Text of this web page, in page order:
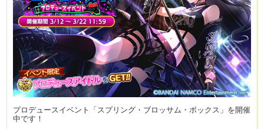
プロデュースイベント「スプリング・ブロッサム・ボックス」を開催
中です！